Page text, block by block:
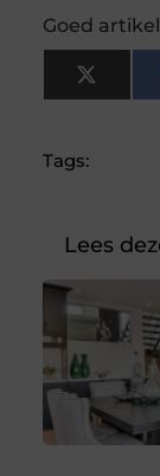
Goed
X
Tags:
Lees